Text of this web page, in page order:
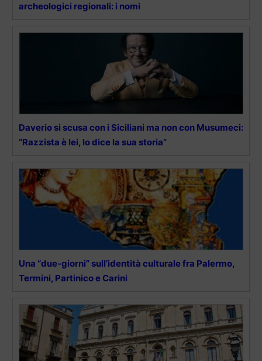
archeologici regionali: i nomi
Daverio si scusa con i Siciliani ma non con Musumeci:
“Razzista è lei, lo dice la sua storia”
Una “due-giorni” sull’identità culturale fra Palermo,
Termini, Partinico e Carini